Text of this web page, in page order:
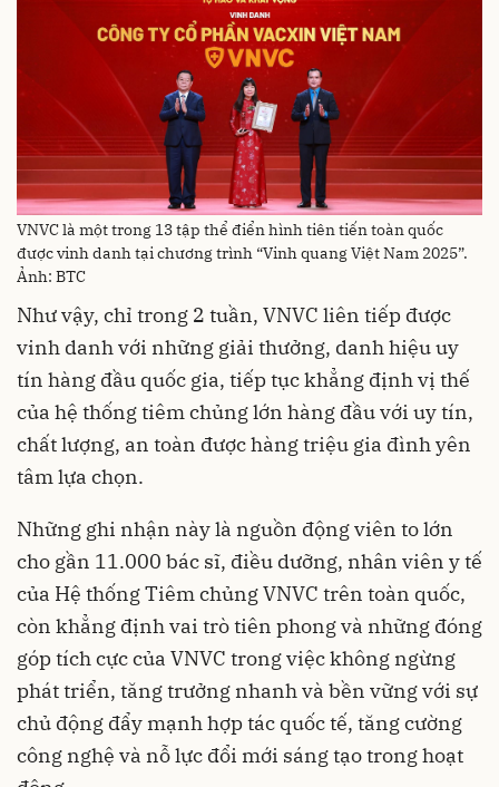
VNVC là một trong 13 tập thể điển hình tiên tiến toàn quốc
được vinh danh tại chương trình “Vinh quang Việt Nam 2025”.
Ảnh: BTC
Như vậy, chỉ trong 2 tuần, VNVC liên tiếp được
vinh danh với những giải thưởng, danh hiệu uy
tín hàng đầu quốc gia, tiếp tục khẳng định vị thế
của hệ thống tiêm chủng lớn hàng đầu với uy tín,
chất lượng, an toàn được hàng triệu gia đình yên
tâm lựa chọn.
Những ghi nhận này là nguồn động viên to lớn
cho gần 11.000 bác sĩ, điều dưỡng, nhân viên y tế
của Hệ thống Tiêm chủng VNVC trên toàn quốc,
còn khẳng định vai trò tiên phong và những đóng
góp tích cực của VNVC trong việc không ngừng
phát triển, tăng trưởng nhanh và bền vững với sự
chủ động đẩy mạnh hợp tác quốc tế, tăng cường
công nghệ và nỗ lực đổi mới sáng tạo trong hoạt